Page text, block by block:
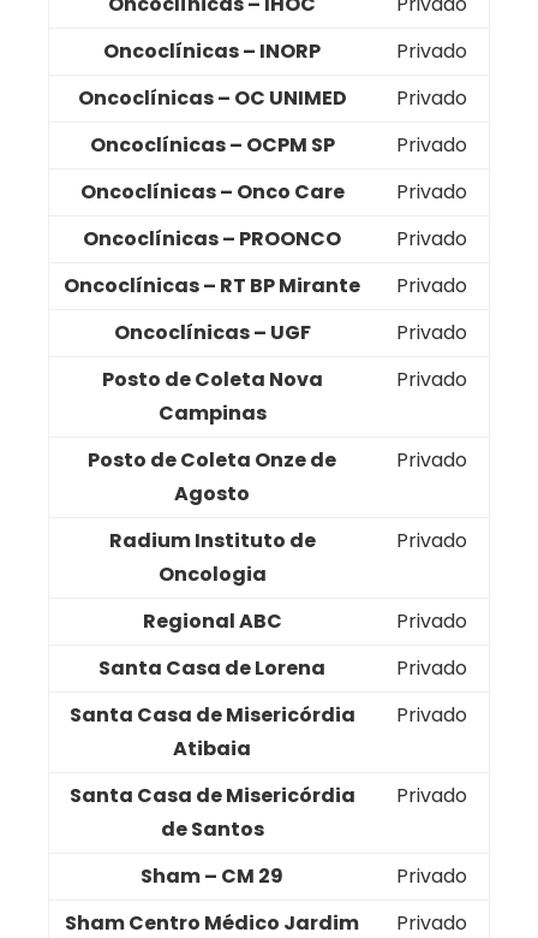
Oncoclínicas – INORP
Privado
Oncoclínicas – OC UNIMED
Privado
Oncoclínicas – OCPM SP
Privado
Oncoclínicas – Onco Care
Privado
Oncoclínicas – PROONCO
Privado
Oncoclínicas – RT BP Mirante
Privado
Oncoclínicas – UGF
Privado
Posto de Coleta Nova
Campinas
Privado
Posto de Coleta Onze de
Agosto
Privado
Radium Instituto de
Oncologia
Privado
Regional ABC
Privado
Santa Casa de Lorena
Privado
Santa Casa de Misericórdia
Atibaia
Privado
Santa Casa de Misericórdia
de Santos
Privado
Sham – CM 29
Privado
Sham Centro Médico Jardim
Privado